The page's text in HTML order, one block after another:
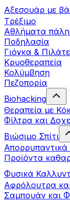
Αξεσουάρ με
Tρέξιμο
Αθλήματα
Ποδηλασία
Γιόγκα &
Κρυοθεραπεία
Κολύμβηση
Πεζοπορία
Biohacking
Θεραπεία με
Φίλτρα και
Βιώσιμο Σπίτι
Προϊόντα
Φυσικά
Αφρόλουτρα
Σαμπουάν και